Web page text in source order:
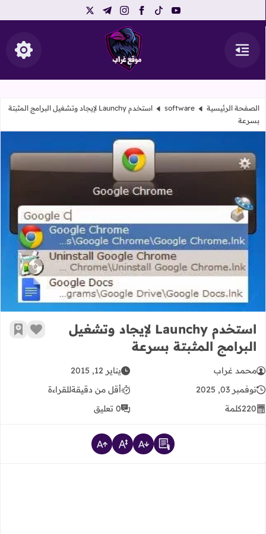
youtube
tiktok
facebook
instagram
telegram
x
القائمة موقع غراب إظهار
الصفحة الرئيسية software
استخدم Launchy لإيجاد وتشغيل البرامج المثبتة
بسرعة
استخدم Launchy لإيجاد وتشغيل البرامج المثبتة بسرعة
استخدم Launchy لإيجاد وتشغيل
البرامج المثبتة بسرعة
زر أضف
محمد غراب
يناير 12, 2015
نوفمبر 03, 2025
أقل من دقيقةللقراءة
220كلمة 0 تعليق